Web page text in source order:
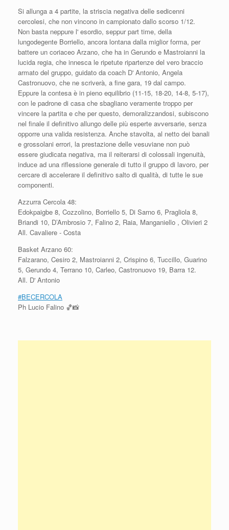
Si allunga a 4 partite, la striscia negativa delle sedicenni
cercolesi, che non vincono in campionato dallo scorso 1/12.
Non basta neppure l' esordio, seppur part time, della
lungodegente Borriello, ancora lontana dalla miglior forma, per
battere un coriaceo Arzano, che ha in Gerundo e Mastroianni la
lucida regia, che innesca le ripetute ripartenze del vero braccio
armato del gruppo, guidato da coach D' Antonio, Angela
Castronuovo, che ne scriverà, a fine gara, 19 dal campo.
Eppure la contesa è in pieno equilibrio (11-15, 18-20, 14-8, 5-17),
con le padrone di casa che sbagliano veramente troppo per
vincere la partita e che per questo, demoralizzandosi, subiscono
nel finale il definitivo allungo delle più esperte avversarie, senza
opporre una valida resistenza. Anche stavolta, al netto dei banali
e grossolani errori, la prestazione delle vesuviane non può
essere giudicata negativa, ma il reiterarsi di colossali ingenuità,
induce ad una riflessione generale di tutto il gruppo di lavoro, per
cercare di accelerare il definitivo salto di qualità, di tutte le sue
componenti.
Azzurra Cercola 48:
Edokpaigbe 8, Cozzolino, Borriello 5, Di Sarno 6, Pragliola 8,
Briandi 10, D’Ambrosio 7, Falino 2, Raia, Manganiello , Olivieri 2
All. Cavaliere - Costa
Basket Arzano 60:
Falzarano, Cesiro 2, Mastroianni 2, Crispino 6, Tuccillo, Guarino
5, Gerundo 4, Terrano 10, Carleo, Castronuovo 19, Barra 12.
All. D' Antonio
#BECERCOLA
Ph Lucio Falino 🏀📸